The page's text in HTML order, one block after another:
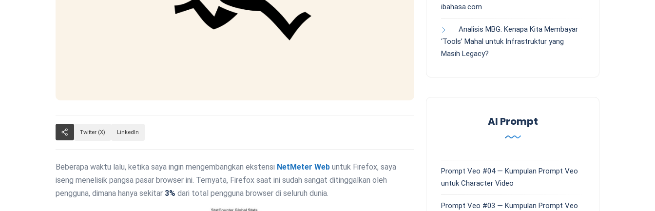
Twitter (X) LinkedIn
Beberapa waktu lalu, ketika saya ingin mengembangkan ekstensi NetMeter Web untuk Firefox, saya
iseng menelisik pangsa pasar browser ini. Ternyata, Firefox saat ini sudah sangat ditinggalkan oleh
pengguna, dimana hanya sekitar 3% dari total pengguna browser di seluruh dunia.
ibahasa.com
Analisis MBG: Kenapa Kita Membayar
‘Tools’ Mahal untuk Infrastruktur yang
Masih Legacy?
AI Prompt
Prompt Veo #04 — Kumpulan Prompt Veo
untuk Character Video
Prompt Veo #03 — Kumpulan Prompt Veo